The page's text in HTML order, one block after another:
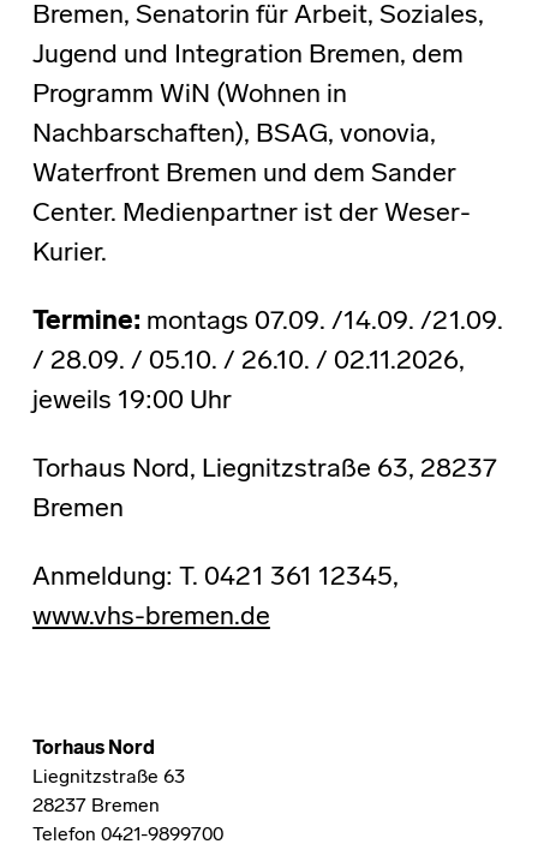
Bremen, Senatorin für Arbeit, Soziales,
Jugend und Integration Bremen, dem
Programm WiN (Wohnen in
Nachbarschaften), BSAG, vonovia,
Waterfront Bremen und dem Sander
Center. Medienpartner ist der Weser-
Kurier.
Termine: montags 07.09. /14.09. /21.09.
/ 28.09. / 05.10. / 26.10. / 02.11.2026,
jeweils 19:00 Uhr
Torhaus Nord, Liegnitzstraße 63, 28237
Bremen
Anmeldung: T. 0421 361 12345,
www.vhs-bremen.de
Torhaus Nord
Liegnitzstraße 63
28237 Bremen
Telefon 0421-9899700